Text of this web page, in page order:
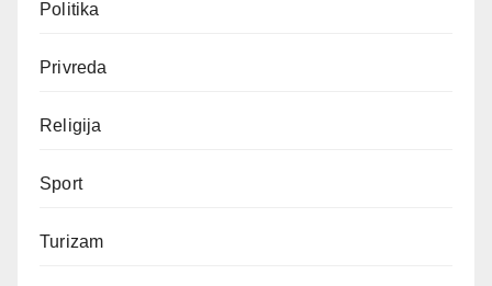
Politika
Privreda
Religija
Sport
Turizam